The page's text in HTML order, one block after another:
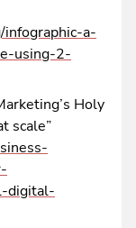
a-
using-2-
Holy
scale”
digital-